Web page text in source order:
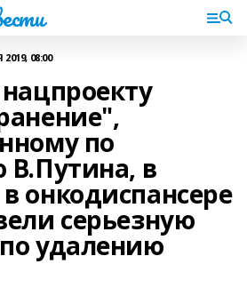
08:00
по
В.Путина, в
онкодиспансере
серьезную
удалению